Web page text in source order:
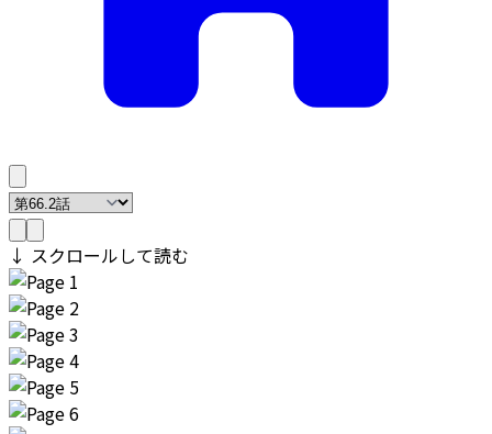
↓ スクロールして読む